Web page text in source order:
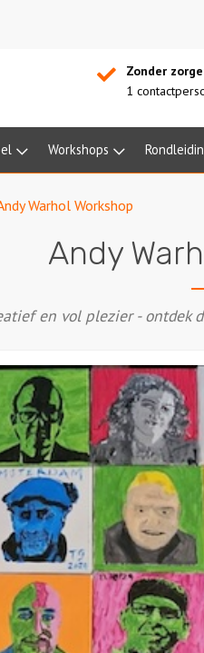
Zonder
1
Workshops
Warhol Workshop
Andy
en vol plezier -